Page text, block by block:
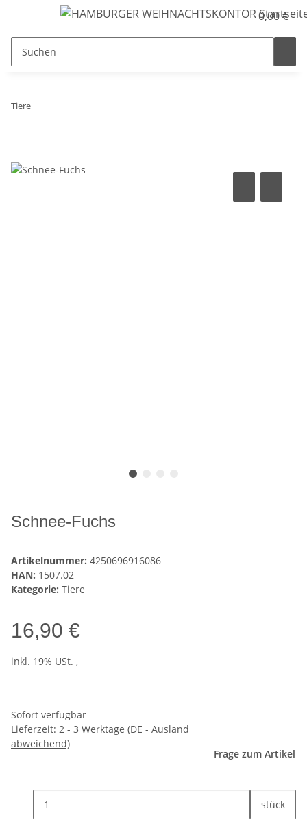
0,00 €
Tiere
Schnee-Fuchs
Artikelnummer: 4250696916086
HAN: 1507.02
Kategorie: Tiere
16,90 €
inkl. 19% USt. ,
Sofort verfügbar
Lieferzeit: 2 - 3 Werktage (DE - Ausland
abweichend)
Frage zum Artikel
stück